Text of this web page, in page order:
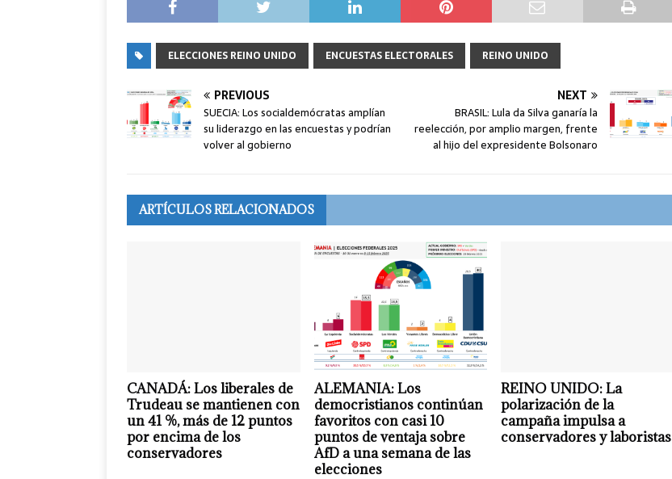
ELECCIONES REINO UNIDO ENCUESTAS ELECTORALES REINO UNIDO
PREVIOUS
SUECIA: Los socialdemócratas amplían
su liderazgo en las encuestas y podrían
volver al gobierno
NEXT
BRASIL: Lula da Silva ganaría la
reelección, por amplio margen, frente
al hijo del expresidente Bolsonaro
ARTÍCULOS RELACIONADOS
CANADÁ: Los liberales de
Trudeau se mantienen con
un 41 %, más de 12 puntos
por encima de los
conservadores
ALEMANIA: Los
democristianos continúan
favoritos con casi 10
puntos de ventaja sobre
AfD a una semana de las
elecciones
REINO UNIDO: La
polarización de la
campaña impulsa a
conservadores y laboristas